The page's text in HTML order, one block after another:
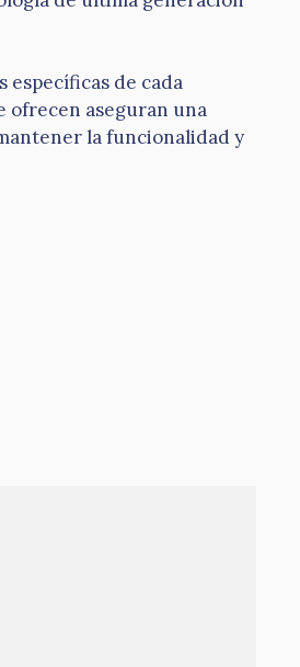
específicas de cada
ofrecen aseguran una
la funcionalidad y